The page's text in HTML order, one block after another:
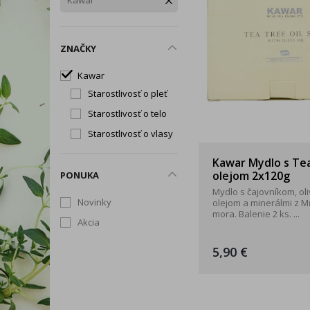
Okuliare a štíty
Dezinfekčné prípravky
Snoreeze
TePe Tick
intímna hygiena
ZNAČKY
Kawar
Starostlivosť o pleť
Starostlivosť o telo
Starostlivosť o vlasy
PONUKA
Novinky
Akcia
Kawar Mydlo s
olejom 2x120g
Mydlo s čajovníkom,
olejom a minerálmi z
mora. Balenie 2 ks. ...
5,90 €